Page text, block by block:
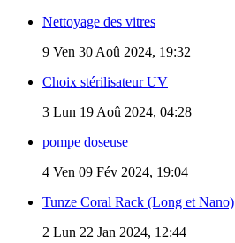
Nettoyage des vitres
9 Ven 30 Aoû 2024, 19:32
Choix stérilisateur UV
3 Lun 19 Aoû 2024, 04:28
pompe doseuse
4 Ven 09 Fév 2024, 19:04
Tunze Coral Rack (Long et Nano)
2 Lun 22 Jan 2024, 12:44